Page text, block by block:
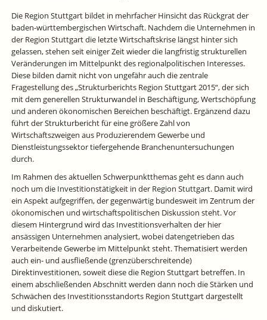
Die Region Stuttgart bildet in mehrfacher Hinsicht das Rückgrat der
baden-württembergischen Wirtschaft. Nachdem die Unternehmen in
der Region Stuttgart die letzte Wirtschaftskrise längst hinter sich
gelassen, stehen seit einiger Zeit wieder die langfristig strukturellen
Veränderungen im Mittelpunkt des regionalpolitischen Interesses.
Diese bilden damit nicht von ungefähr auch die zentrale
Fragestellung des „Strukturberichts Region Stuttgart 2015“, der sich
mit dem generellen Strukturwandel in Beschäftigung, Wertschöpfung
und anderen ökonomischen Bereichen beschäftigt. Ergänzend dazu
führt der Strukturbericht für eine größere Zahl von
Wirtschaftszweigen aus Produzierendem Gewerbe und
Dienstleistungssektor tiefergehende Branchenuntersuchungen
durch.
Im Rahmen des aktuellen Schwerpunktthemas geht es dann auch
noch um die Investitionstätigkeit in der Region Stuttgart. Damit wird
ein Aspekt aufgegriffen, der gegenwärtig bundesweit im Zentrum der
ökonomischen und wirtschaftspolitischen Diskussion steht. Vor
diesem Hintergrund wird das Investitionsverhalten der hier
ansässigen Unternehmen analysiert, wobei datengetrieben das
Verarbeitende Gewerbe im Mittelpunkt steht. Thematisiert werden
auch ein- und ausfließende (grenzüberschreitende)
Direktinvestitionen, soweit diese die Region Stuttgart betreffen. In
einem abschließenden Abschnitt werden dann noch die Stärken und
Schwächen des Investitionsstandorts Region Stuttgart dargestellt
und diskutiert.